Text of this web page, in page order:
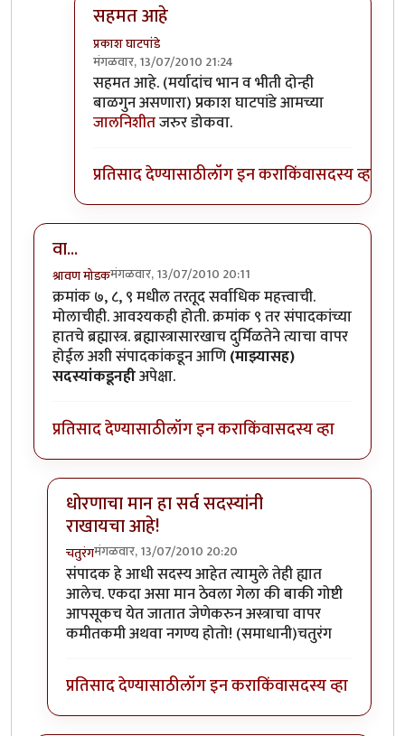
सहमत आहे
प्रकाश घाटपांडे
मंगळवार, 13/07/2010 21:24
In reply to+१ अगदी मान्य!byचतुरंग
सहमत आहे. (मर्यादांच भान व भीती दोन्ही
बाळगुन असणारा) प्रकाश घाटपांडे आमच्या
जालनिशीतजरुर डोकवा.
प्रतिसाद देण्यासाठीलॉग इन कराकिंवासदस्य व्हा
वा...
श्रावण मोडकमंगळवार, 13/07/2010 20:11
क्रमांक ७, ८, ९ मधील तरतूद सर्वाधिक महत्त्वाची.
मोलाचीही. आवश्यकही होती. क्रमांक ९ तर संपादकांच्या
हातचे ब्रह्मास्त्र. ब्रह्मास्त्रासारखाच दुर्मिळतेने त्याचा वापर
होईल अशी संपादकांकडून आणि(माझ्यासह)
सदस्यांकडूनहीअपेक्षा.
प्रतिसाद देण्यासाठीलॉग इन कराकिंवासदस्य व्हा
धोरणाचा मान हा सर्व सदस्यांनी
राखायचा आहे!
चतुरंगमंगळवार, 13/07/2010 20:20
In reply toवा...byश्रावण मोडक
संपादक हे आधी सदस्य आहेत त्यामुले तेही ह्यात
आलेच. एकदा असा मान ठेवला गेला की बाकी गोष्टी
आपसूकच येत जातात जेणेकरुन अस्त्राचा वापर
कमीतकमी अथवा नगण्य होतो! (समाधानी)चतुरंग
प्रतिसाद देण्यासाठीलॉग इन कराकिंवासदस्य व्हा